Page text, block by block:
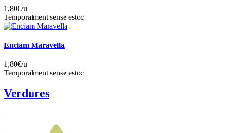
1,80€/u
Temporalment sense estoc
Enciam Maravella
1,80€/u
Temporalment sense estoc
Verdures